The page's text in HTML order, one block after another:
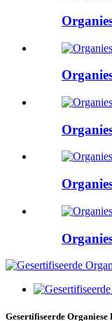
Gesertifiseerde